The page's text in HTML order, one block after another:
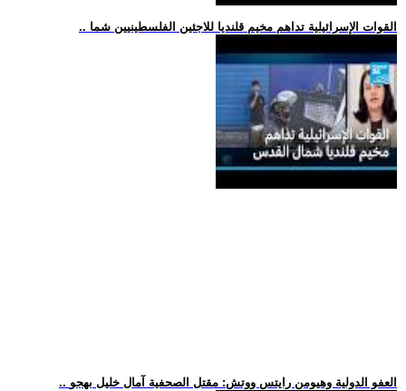
.. القوات الإسرائيلية تداهم مخيم قلنديا للاجئين الفلسطينيين شما
.. العفو الدولية وهيومن رايتس ووتش: مقتل الصحفية آمال خليل بهجو